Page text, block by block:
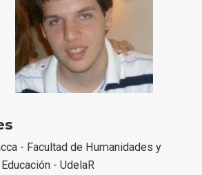
- Facultad de Humanidades y
- UdelaR